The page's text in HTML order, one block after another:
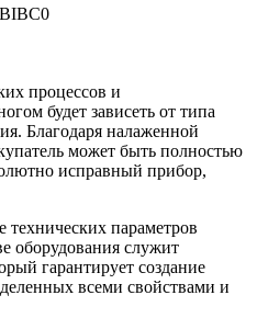
процессов и
будет зависеть от типа
Благодаря налаженной
может быть полностью
исправный прибор,
параметров
оборудования служит
гарантирует создание
всеми свойствами и